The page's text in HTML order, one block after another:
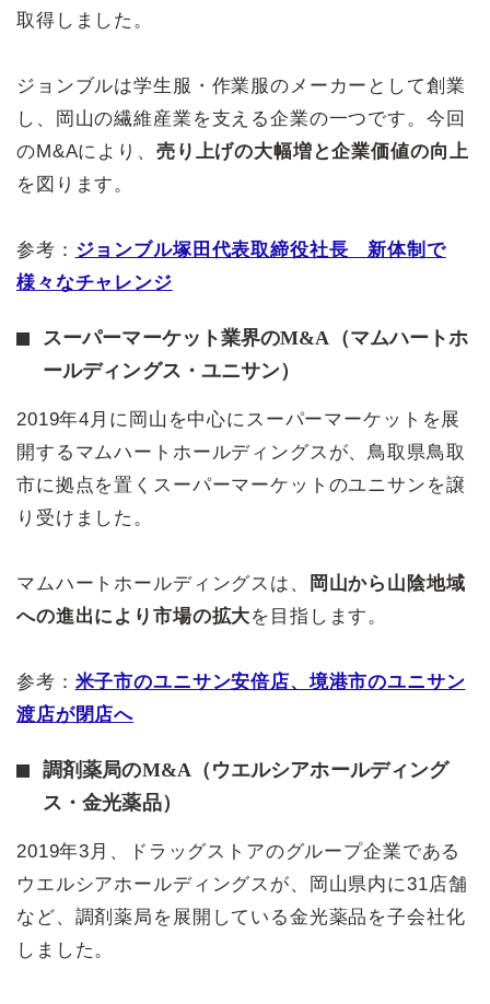
取得しました。
ジョンブルは学生服・作業服のメーカーとして創業
し、岡山の繊維産業を支える企業の一つです。今回
のM&Aにより、 売り上げの大幅増と企業価値の向上
を図ります。
参考： ジョンブル塚田代表取締役社長 新体制で
様々なチャレンジ
スーパーマーケット業界のM&A（マムハートホ
ールディングス・ユニサン）
2019年4月に岡山を中心にスーパーマーケットを展
開するマムハートホールディングスが、鳥取県鳥取
市に拠点を置くスーパーマーケットのユニサンを譲
り受けました。
マムハートホールディングスは、
岡山から山陰地域
への進出により市場の拡大を目指します。
参考： 米子市のユニサン安倍店、境港市のユニサン
渡店が閉店へ
調剤薬局のM&A（ウエルシアホールディング
ス・金光薬品）
2019年3月、ドラッグストアのグループ企業である
ウエルシアホールディングスが、岡山県内に31店舗
など、調剤薬局を展開している金光薬品を子会社化
しました。